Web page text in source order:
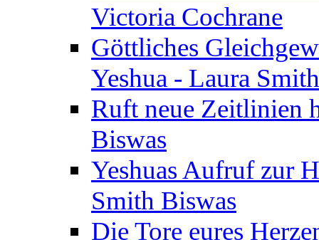
Victoria Cochrane
Göttliches
Yeshua - Laura
Ruft neue Zeitlinien
Biswas
Yeshuas Aufruf zur
Smith Biswas
Die Tore eures